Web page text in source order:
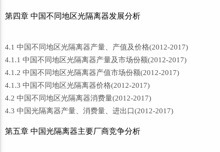
第四章 中国不同地区光隔离器发展分析
4.1 中国不同地区光隔离器产量、产值及价格(2012-2017)
4.1.1 中国不同地区光隔离器产量及市场份额(2012-2017)
4.1.2 中国不同地区光隔离器产值市场份额(2012-2017)
4.1.3 中国不同地区光隔离器价格(2012-2017)
4.2 中国不同地区光隔离器消费量(2012-2017)
4.3 中国光隔离器产量、消费量、进出口(2012-2017)
第五章 中国光隔离器主要厂商竞争分析